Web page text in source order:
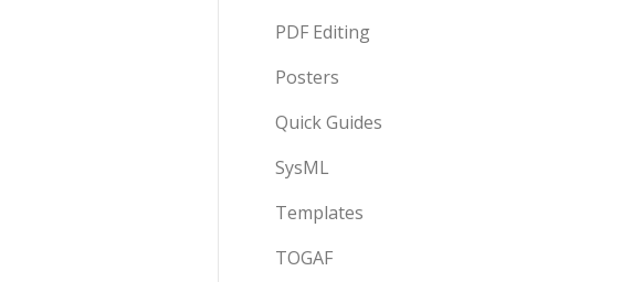
PDF Editing
Posters
Quick Guides
SysML
Templates
TOGAF